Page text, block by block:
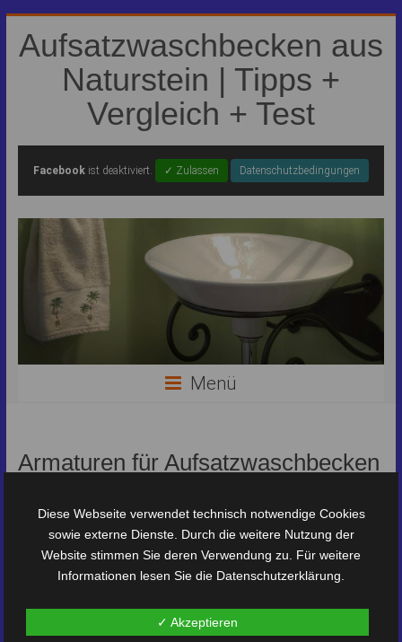
Aufsatzwaschbecken aus
Naturstein | Tipps +
Vergleich + Test
Facebookist deaktiviert. ✓ Zulassen Datenschutzbedingungen
Menü
Armaturen für Aufsatzwaschbecken
Jedes Aufsatzwaschbecken braucht eine passende
Armatur!
aus Granit und Marmor – sondern auch Armaturen im
gleichen Material bzw. passenden Stil. Die Auswahl ist
Diese Webseite verwendet technisch notwendige Cookies
sowie externe Dienste. Durch die weitere Nutzung der
Website stimmen Sie deren Verwendung zu. Für weitere
Informationen lesen Sie die Datenschutzerklärung
✓ Akzeptieren